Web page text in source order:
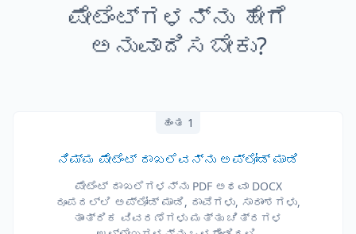
ಪೇಟೆಂಟ್‌ಗಳನ್ನು ಹೇಗೆ
ಅನುವಾದಿಸಬೇಕು?
ಹಂತ 1
ನಿಮ್ಮ ಪೇಟೆಂಟ್ ದಾಖಲೆವನ್ನು ಅಪ್ಲೋಡ್ ಮಾಡಿ
ಪೇಟೆಂಟ್ ದಾಖಲೆಗಳನ್ನು PDF ಅಥವಾ DOCX
ರೂಪದಲ್ಲಿ ಅಪ್ಲೋಡ್ ಮಾಡಿ, ದಾವೆಗಳು, ಸಾರಾಂಶಗಳು,
ತಾಂತ್ರಿಕ ವಿವರಣೆಗಳು ಮತ್ತು ಚಿತ್ರಗಳ